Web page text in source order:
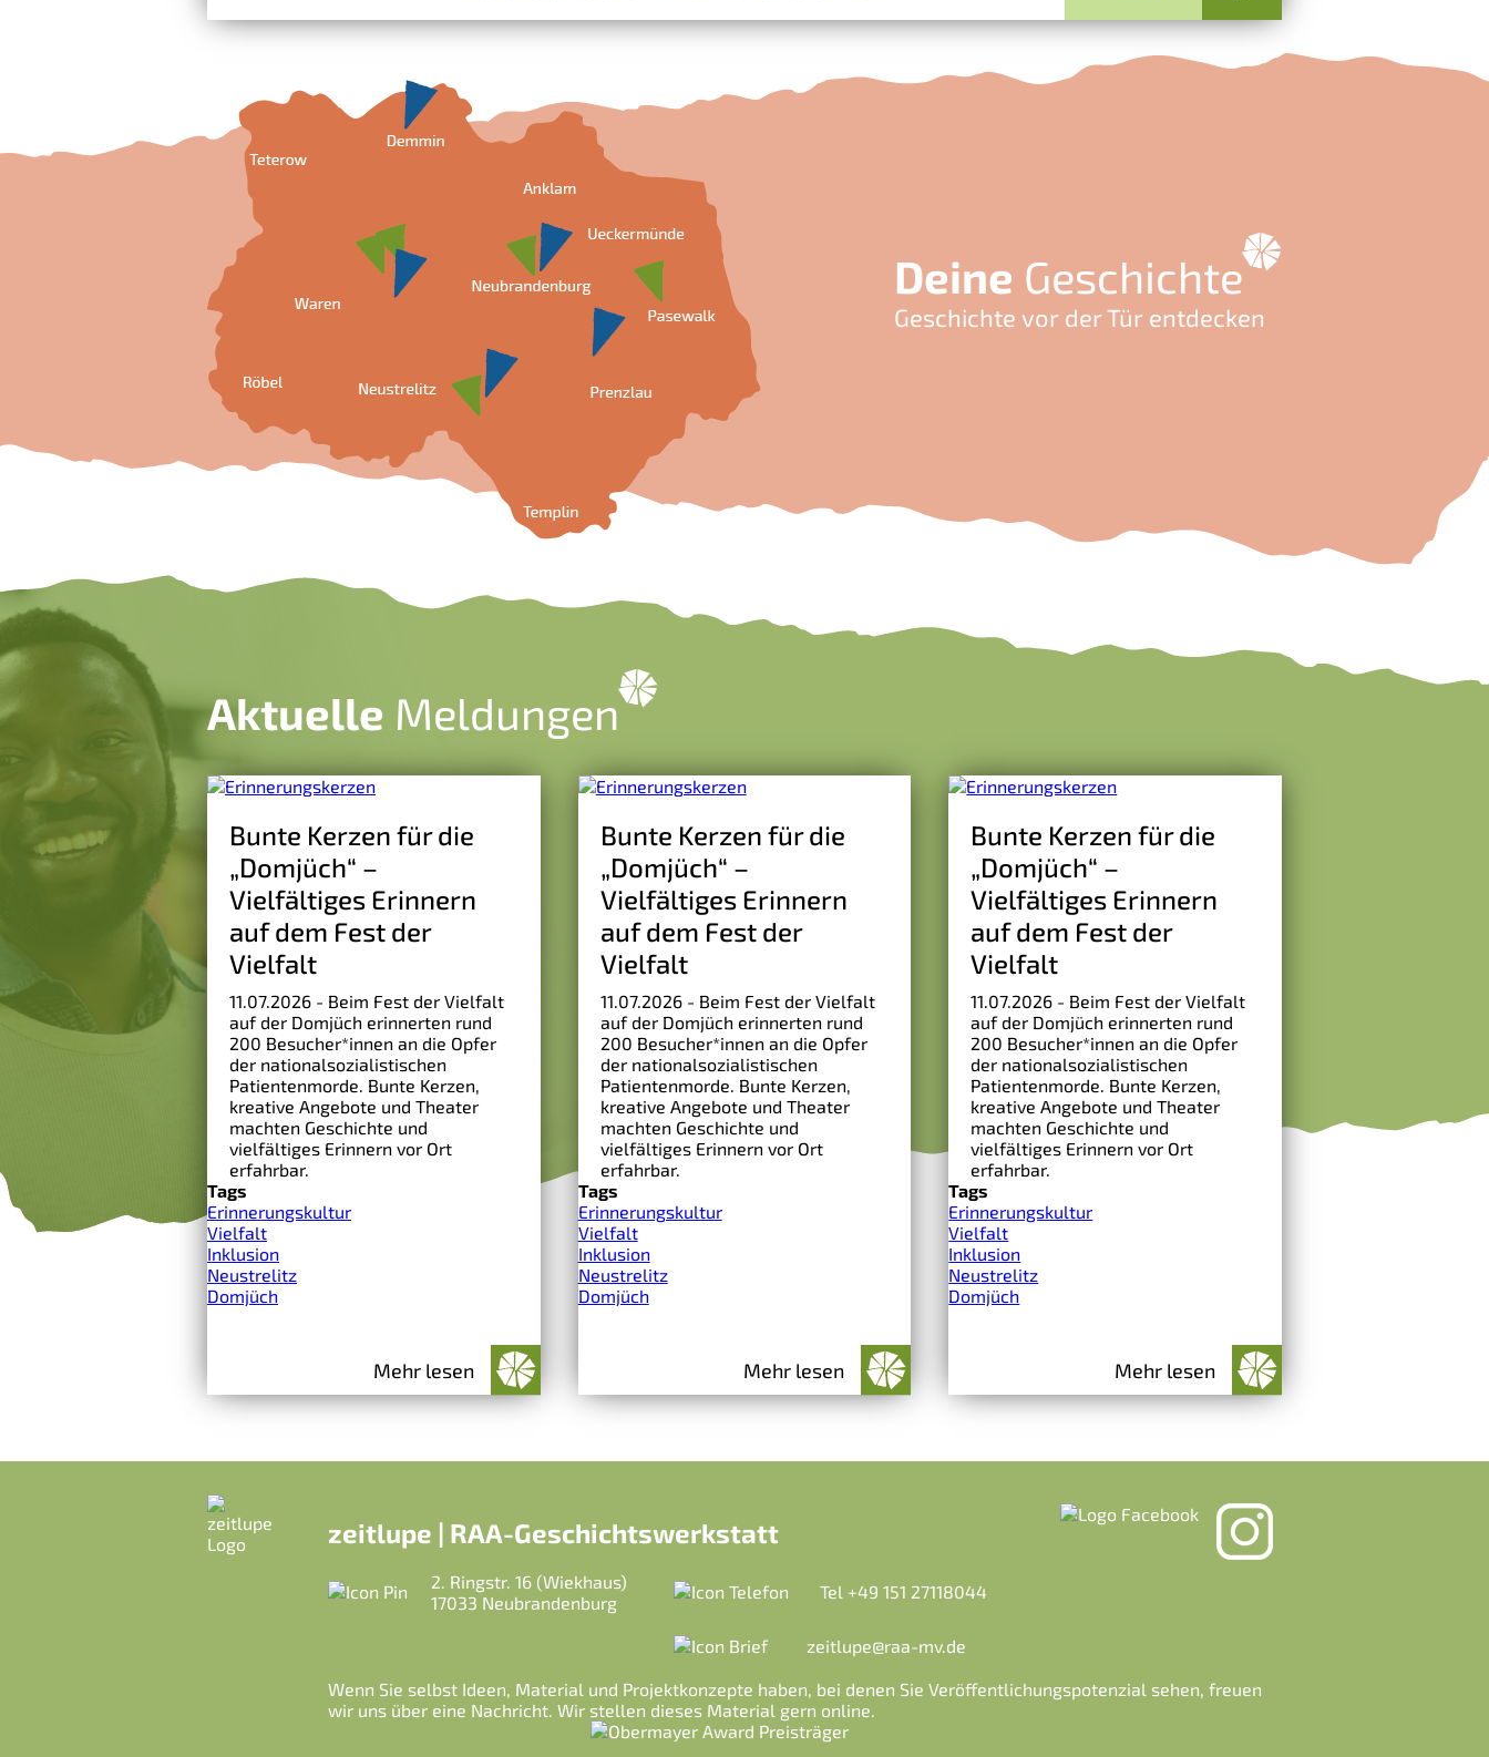
Deine Geschichte
Geschichte vor der Tür entdecken
Aktuelle Meldungen
Bunte Kerzen für die
„Domjüch“ –
Vielfältiges Erinnern
auf dem Fest der
Vielfalt
11.07.2026 - Beim Fest der Vielfalt
auf der Domjüch erinnerten rund
200 Besucher*innen an die Opfer
der nationalsozialistischen
Patientenmorde. Bunte Kerzen,
kreative Angebote und Theater
machten Geschichte und
vielfältiges Erinnern vor Ort
erfahrbar.
Tags
Erinnerungskultur
Vielfalt
Inklusion
Neustrelitz
Domjüch
Mehr lesen
Bunte Kerzen für die
„Domjüch“ –
Vielfältiges Erinnern
auf dem Fest der
Vielfalt
11.07.2026 - Beim Fest der Vielfalt
auf der Domjüch erinnerten rund
200 Besucher*innen an die Opfer
der nationalsozialistischen
Patientenmorde. Bunte Kerzen,
kreative Angebote und Theater
machten Geschichte und
vielfältiges Erinnern vor Ort
erfahrbar.
Tags
Erinnerungskultur
Vielfalt
Inklusion
Neustrelitz
Domjüch
Mehr lesen
Bunte Kerzen für die
„Domjüch“ –
Vielfältiges Erinnern
auf dem Fest der
Vielfalt
11.07.2026 - Beim Fest der Vielfalt
auf der Domjüch erinnerten rund
200 Besucher*innen an die Opfer
der nationalsozialistischen
Patientenmorde. Bunte Kerzen,
kreative Angebote und Theater
machten Geschichte und
vielfältiges Erinnern vor Ort
erfahrbar.
Tags
Erinnerungskultur
Vielfalt
Inklusion
Neustrelitz
Domjüch
Mehr lesen
zeitlupe | RAA-Geschichtswerkstatt
2. Ringstr. 16 (Wiekhaus)
17033 Neubrandenburg
Tel +49 151 27118044
zeitlupe@raa-mv.de
Wenn Sie selbst Ideen, Material und Projektkonzepte haben, bei denen Sie Veröffentlichungspotenzial sehen, freuen
wir uns über eine Nachricht. Wir stellen dieses Material gern online.